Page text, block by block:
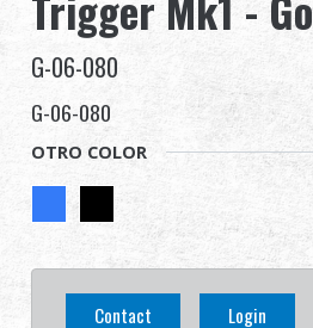
Competitions & Event
Soporte
繁體中文
Français
G-06-080
G-06-080
OTRO COLOR
Contact Login